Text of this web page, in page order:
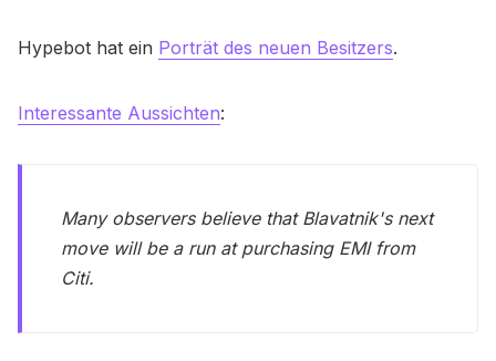
Hypebot hat ein Porträt des neuen Besitzers.
Interessante Aussichten:
Many observers believe that Blavatnik's next
move will be a run at purchasing EMI from
Citi.